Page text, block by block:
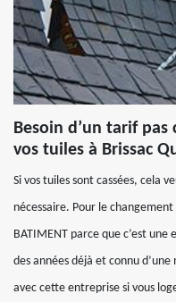
Besoin d’un tarif
vos tuiles à Brissac
Si vos tuiles sont cassées, cela
nécessaire. Pour le
BATIMENT parce que c’est
des années déjà et connu
avec cette entreprise si vous